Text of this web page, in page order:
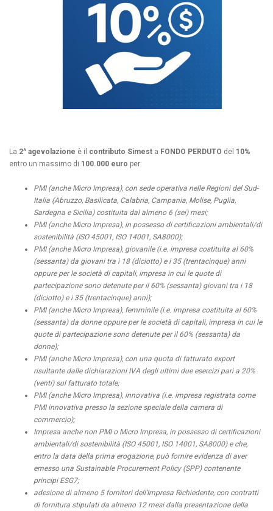
La 2^ agevolazione è il contributo Simest a FONDO PERDUTO del 10%
entro un massimo di 100.000 euro per:
PMI (anche Micro Impresa), con sede operativa nelle Regioni del Sud-
Italia (Abruzzo, Basilicata, Calabria, Campania, Molise, Puglia,
Sardegna e Sicilia) costituita dal almeno 6 (sei) mesi;
PMI (anche Micro Impresa), in possesso di certificazioni ambientali/di
sostenibilità (ISO 45001, ISO 14001, SA8000);
PMI (anche Micro Impresa), giovanile (i.e. impresa costituita al 60%
(sessanta) da giovani tra i 18 (diciotto) e i 35 (trentacinque) anni
oppure per le società di capitali, impresa in cui le quote di
partecipazione sono detenute per il 60% (sessanta) giovani tra i 18
(diciotto) e i 35 (trentacinque) anni);
PMI (anche Micro Impresa), femminile (i.e. impresa costituita al 60%
(sessanta) da donne oppure per le società di capitali, impresa in cui le
quote di partecipazione sono detenute per il 60% (sessanta) da
donne);
PMI (anche Micro Impresa), con una quota di fatturato export
risultante dalle dichiarazioni IVA degli ultimi due esercizi pari a 20%
(venti) sul fatturato totale;
PMI (anche Micro Impresa), innovativa (i.e. impresa registrata come
PMI innovativa presso la sezione speciale della camera di
commercio);
Impresa anche non PMI o Micro Impresa, in possesso di certificazioni
ambientali/di sostenibilità (ISO 45001, ISO 14001, SA8000) e che,
entro la data della prima erogazione, può fornire evidenza di aver
emesso una Sustainable Procurement Policy (SPP) contenente
principi ESG7;
adesione di almeno 5 fornitori dell’Impresa Richiedente, con contratti
di fornitura stipulati da almeno 12 mesi dalla presentazione della